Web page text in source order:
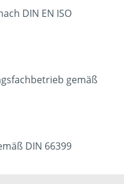
DIN EN ISO
gemäß
DIN 66399